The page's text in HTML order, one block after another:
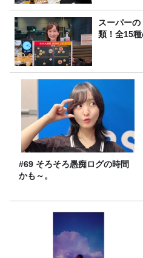
スーパー
類！全15
#69 そろそろ愚痴ログの時間
かも～。